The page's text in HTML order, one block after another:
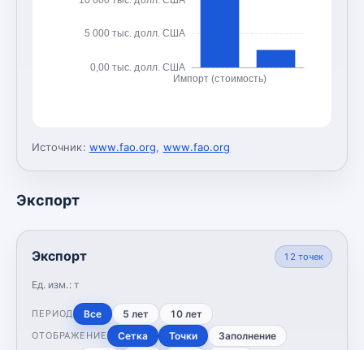
0,00 тыс. долл. США
5 000 тыс. долл. США
Импорт (стоимость)
Источник: www.fao.org, www.fao.org
Экспорт
Экспорт
Ед. изм.: т
12 точек
ПЕРИОД Все 5 лет 10 лет
ОТОБРАЖЕНИЕ Сетка Точки Заполнение